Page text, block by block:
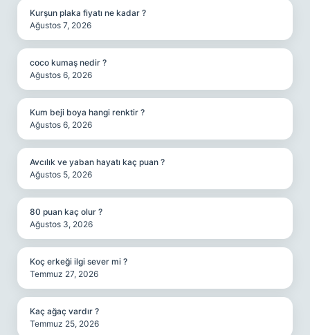
Kurşun plaka fiyatı ne kadar ?
Ağustos 7, 2026
coco kumaş nedir ?
Ağustos 6, 2026
Kum beji boya hangi renktir ?
Ağustos 6, 2026
Avcılık ve yaban hayatı kaç puan ?
Ağustos 5, 2026
80 puan kaç olur ?
Ağustos 3, 2026
Koç erkeği ilgi sever mi ?
Temmuz 27, 2026
Kaç ağaç vardır ?
Temmuz 25, 2026